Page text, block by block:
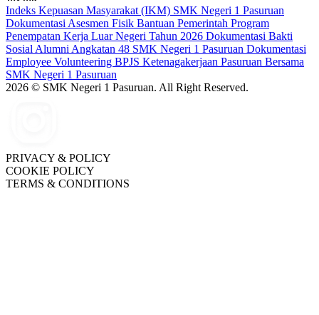
Indeks Kepuasan Masyarakat (IKM) SMK Negeri 1 Pasuruan
Dokumentasi Asesmen Fisik Bantuan Pemerintah Program
Penempatan Kerja Luar Negeri Tahun 2026 Dokumentasi Bakti
Sosial Alumni Angkatan 48 SMK Negeri 1 Pasuruan Dokumentasi
Employee Volunteering BPJS Ketenagakerjaan Pasuruan Bersama
SMK Negeri 1 Pasuruan
2026 © SMK Negeri 1 Pasuruan. All Right Reserved.
PRIVACY & POLICY
COOKIE POLICY
TERMS & CONDITIONS